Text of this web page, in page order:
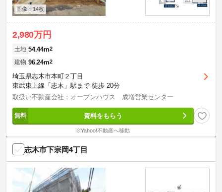
画像：14枚
2,980万円
土地 54.44m2
建物 96.24m2
埼玉県志木市本町２丁目
東武東上線「志木」駅まで 徒歩 20分
取扱い不動産会社：オープンハウス 成増営業センター
資料をもらう
※Yahoo!不動産へ移動
志木市下宗岡4丁目